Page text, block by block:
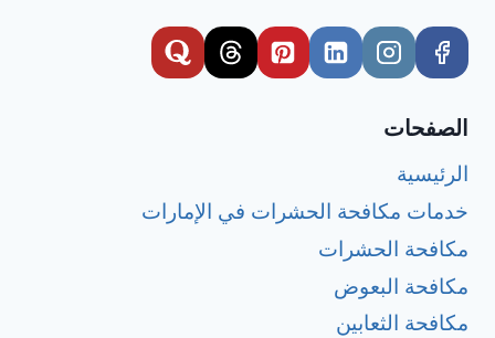
الصفحات
الرئيسية
خدمات مكافحة الحشرات في الإمارات
مكافحة الحشرات
مكافحة البعوض
مكافحة الثعابين